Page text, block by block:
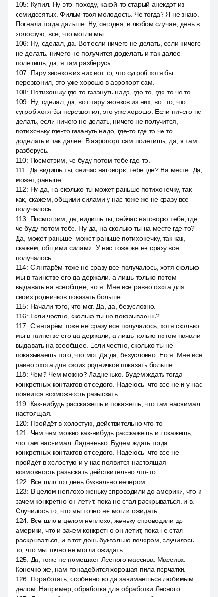
105: Купил. Ну это, походу, какой-то старый анекдот из
семидесятых. Фильм твоя молодость. Че тогда? Я не знаю.
Погнали тогда дальше. Ну, сегодня, в любом случае, день в
холостую, все, что могли мы
106: Ну, сделал, да. Вот если ничего не делать, если ничего
не делать, ничего не получится доделать и так далее
полетишь, да, я там разберусь.
107: Пару звонков из них вот то, что сугроб хотя бы
перезвонил, это уже хорошо в аэропорт сам.
108: Потихоньку где-то газануть надо, где-то, где-то че то.
109: Ну, сделал, да, вот пару звонков из них, вот то, что
сугроб хотя бы перезвонил, это уже хорошо. Если ничего не
делать, если ничего не делать, ничего не получится,
потихоньку где-то газануть надо, где-то где то че то
доделать и так далее. В аэропорт сам полетишь, да, я там
разберусь.
110: Посмотрим, че буду потом тебе где-то.
111 : Да видишь ты, сейчас наговорю тебе где? На месте. Да,
может, раньше.
112: Ну да, на сколько ты может раньше потихонечку, так
как, скажем, общими силами у нас тоже же не сразу все
получалось.
113: Посмотрим, да, видишь ты, сейчас наговорю тебе, где
че буду потом тебе. Ну да, на сколько ты на месте где-то?
Да, может раньше, может раньше потихонечку, так как,
скажем, общими силами. У нас тоже же не сразу все
получалось.
114: С янтарём тоже не сразу все получалось, хотя сколько
мы в таинстве его да держали, а лишь только потом
выдавать на всеобщее, но я. Мне все равно охота для
своих родничков показать больше.
115: Начали того, что мог. Да, да, безусловно.
116: Если честно, сколько ты не показываешь?
117: С янтарём тоже не сразу все получалось, хотя сколько
мы в таинстве его да держали, а лишь только потом начали
выдавать на всеобщее. Если честно, сколько ты не
показываешь того, что мог. Да да, безусловно. Но я. Мне все
равно охота для своих родничков показать больше.
118: Чем? Чем можно? Ладненько. Будем ждать тогда
конкретных контактов от седого. Надеюсь, что все не и у нас
появится возможность разыскать.
119: Как-нибудь расскажешь и покажешь, что там наснимал
настоящая.
120: Пройдёт в холостую, действительно что-то.
121 : Чем чем можно как-нибудь расскажешь и покажешь,
что там наснимал. Ладненько. Будем ждать тогда
конкретных контактов от седого. Надеюсь, что все не
пройдёт в холостую и у нас появится настоящая
возможность разыскать действительно что-то.
122: Все шло тот день буквально вечером.
123: В целом неплохо женьку спроводили до америки, что и
зачем конкретно он летит, пока не стал раскрываться, и в.
Случилось то, что мы точно не могли ожидать.
124: Все шло в целом неплохо, женьку спроводили до
америки, что и зачем конкретно он летит, пока не стал
раскрываться, и в тот день буквально вечером, случилось
то, что мы точно не могли ожидать.
125: Да, тоже не помешает Лесного массива. Массива.
Конечно же, нам понадобится хорошая пила перчатки.
126: Поработать, особенно когда занимаешься любимым
делом. Например, обработка для обработки Лесного